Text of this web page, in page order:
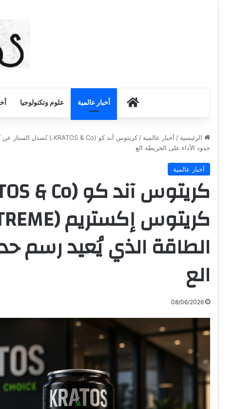
أخبار الكويت
أخبار عالمية علوم وتكنولوجيا
الرئيسية / أخبار عالمية /
حدود الأداء على الخريطة الع
أخبار عالمية
الطاقة الذي يُعيد رسم
الع
08/06/2026